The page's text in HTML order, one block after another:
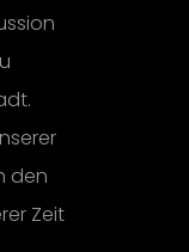
den
Zeit